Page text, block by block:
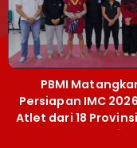
PBMI
Persiapan IMC
Atlet dari 18
Berlaga Besok di